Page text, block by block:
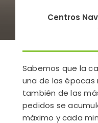
Centros
Sabemos que la
una de las
también de las
pedidos se
máximo y cada